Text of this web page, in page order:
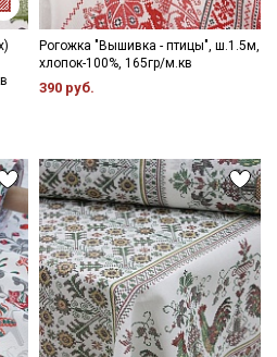
Рогожка "Вышивка - птицы", ш.1.5м,
хлопок-100%, 165гр/м.кв
390 руб.